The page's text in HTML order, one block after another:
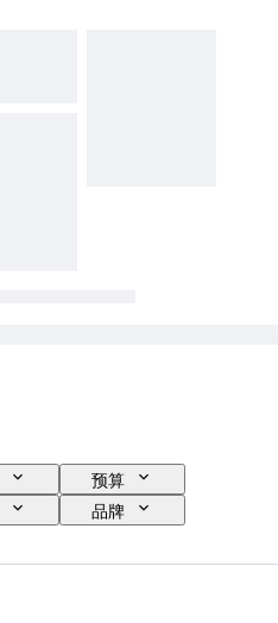
预算
品牌